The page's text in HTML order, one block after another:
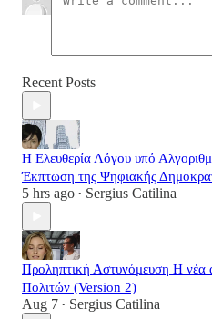
Recent Posts
Η Ελευθερία Λόγου υπό
Έκπτωση της Ψηφιακής
5 hrs ago • Sergius Catilina
Προληπτική Αστυνόμευση Η νέα
Πολιτών (Version 2)
Aug 7 • Sergius Catilina